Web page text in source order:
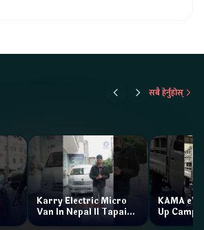
सबै हेर्नुहोस्
Karry Electric Micro
Van In Nepal II Tapaiko
Bazar II Jankari
KAMA eV
Up Camp